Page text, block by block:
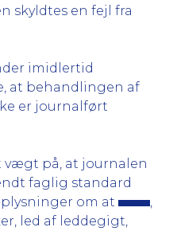
skyldtes en fejl fra
imidlertid
at behandlingen af
er journalført
vægt på, at journalen
faglig standard
om at
led af leddegigt,